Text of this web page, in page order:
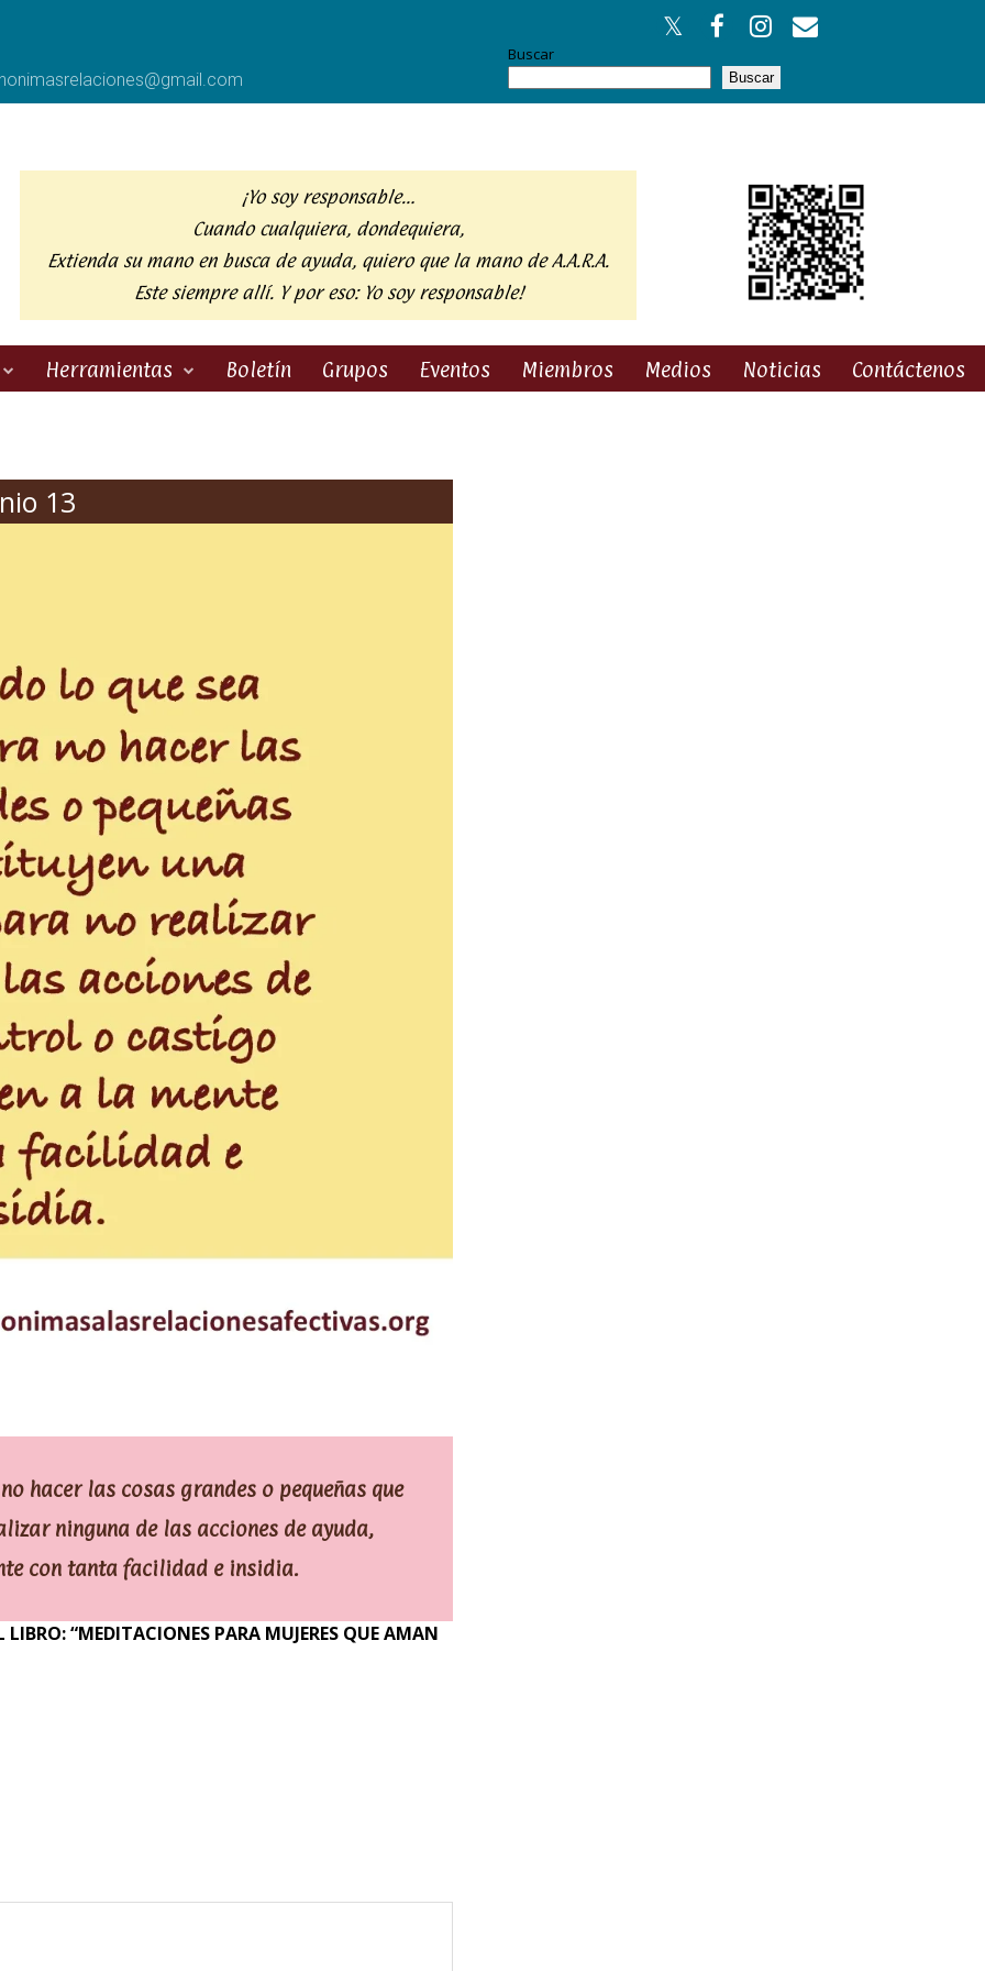
Buscar
Buscar
¡Yo soy responsable…
Cuando cualquiera, dondequiera,
Extienda su mano en busca de ayuda, quiero que la mano de A.A.R.A.
Este siempre allí. Y por eso: Yo soy responsable!
Herramientas Boletín Grupos Eventos Miembros Medios Noticias Contáctenos
13
hacer las cosas grandes o pequeñas que
ninguna de las acciones de ayuda,
con tanta facilidad e insidia.
“MEDITACIONES PARA MUJERES QUE AMAN